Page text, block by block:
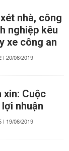
nhà, công
nghiệp kêu
xe công an
| 20/06/2019
xin: Cuộc
nhuận
| 19/06/2019